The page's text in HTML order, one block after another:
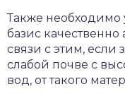
Также необходимо
базис качественно
связи с этим, если
слабой почве с
вод, от такого